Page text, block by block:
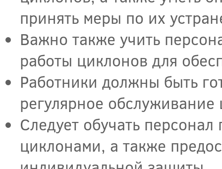
принять меры по их
Важно также учить
работы циклонов для
Работники должны быть
регулярное обслуживание
Следует обучать
циклонами, а также